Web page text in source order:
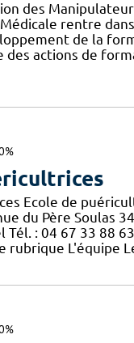
des
rentre
de la
des actions de
Ecole de
du Père Soulas
: 04 67 33 88
rubrique L'équipe